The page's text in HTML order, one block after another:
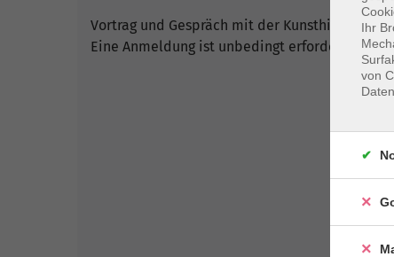
Vortrag und Gespräch mit der
Eine Anmeldung ist unbedingt erforderlich.
Ihr
von